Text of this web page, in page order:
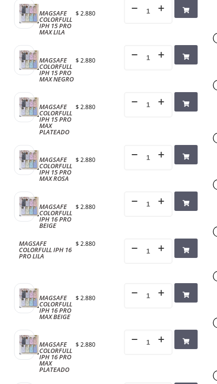
MAGSAFE
COLORFULL
IPH 15 PRO
MAX LILA
$ 2.880
MAGSAFE
COLORFULL
IPH 15 PRO
MAX NEGRO
$ 2.880
MAGSAFE
COLORFULL
IPH 15 PRO
MAX
PLATEADO
$ 2.880
MAGSAFE
COLORFULL
IPH 15 PRO
MAX ROSA
$ 2.880
MAGSAFE
COLORFULL
IPH 16 PRO
BEIGE
$ 2.880
MAGSAFE
COLORFULL IPH 16
PRO LILA
$ 2.880
MAGSAFE
COLORFULL
IPH 16 PRO
MAX BEIGE
$ 2.880
MAGSAFE
COLORFULL
IPH 16 PRO
MAX
PLATEADO
$ 2.880